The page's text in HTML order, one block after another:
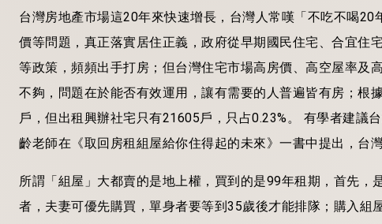
台灣房地產市場這20年來快速增長，台灣人常嘆「不吃不喝
價等問題，真正落實居住正義，政府從早期國民住宅、合宜住
等政策，頻頻出手打房；但台灣住宅市場高房價、高空屋率及
不夠，問題在於能否有效運用，讓有需要的人普遍皆有房；根
戶，但出租興辦社宅只有21605戶，只占0.23%。 有學者建議
齡老師在《取回房租組屋給你住得起的未來》一書中提出，台
所謂「組屋」大都賣的是地上權，買到的是99年租期，首先
者，夫妻可優先購買，單身者要等到35歲後才能排隊；購入組